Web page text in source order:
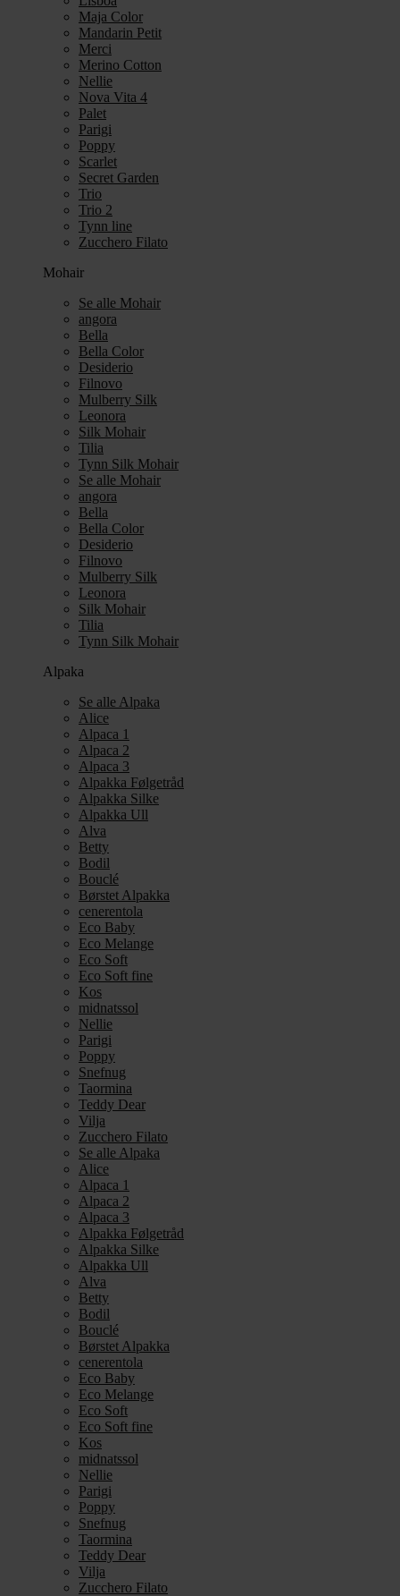
Maja Color
Mandarin Petit
Merci
Merino Cotton
Nellie
Nova Vita 4
Palet
Parigi
Poppy
Scarlet
Secret Garden
Trio
Trio 2
Tynn line
Zucchero Filato
Mohair
Se alle Mohair
angora
Bella
Bella Color
Desiderio
Filnovo
Mulberry Silk
Leonora
Silk Mohair
Tilia
Tynn Silk Mohair
Se alle Mohair
angora
Bella
Bella Color
Desiderio
Filnovo
Mulberry Silk
Leonora
Silk Mohair
Tilia
Tynn Silk Mohair
Alpaka
Se alle Alpaka
Alice
Alpaca 1
Alpaca 2
Alpaca 3
Alpakka Følgetråd
Alpakka Silke
Alpakka Ull
Alva
Betty
Bodil
Bouclé
Børstet Alpakka
cenerentola
Eco Baby
Eco Melange
Eco Soft
Eco Soft fine
Kos
midnatssol
Nellie
Parigi
Poppy
Snefnug
Taormina
Teddy Dear
Vilja
Zucchero Filato
Se alle Alpaka
Alice
Alpaca 1
Alpaca 2
Alpaca 3
Alpakka Følgetråd
Alpakka Silke
Alpakka Ull
Alva
Betty
Bodil
Bouclé
Børstet Alpakka
cenerentola
Eco Baby
Eco Melange
Eco Soft
Eco Soft fine
Kos
midnatssol
Nellie
Parigi
Poppy
Snefnug
Taormina
Teddy Dear
Vilja
Zucchero Filato